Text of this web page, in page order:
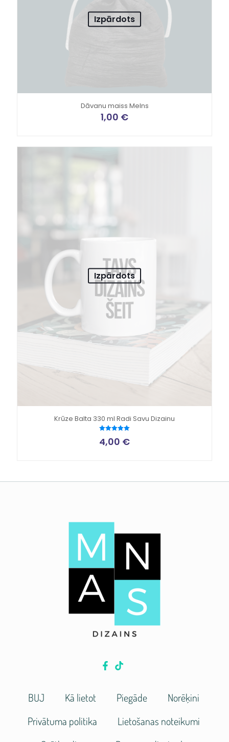
Izpārdots
Dāvanu maiss Melns
1,00 €
Izpārdots
Krūze Balta 330 ml Radi Savu Dizainu
ar
4,00 €
BUJ Kā lietot Piegāde
Norēķini
Privātuma politika
Lietošanas noteikumi